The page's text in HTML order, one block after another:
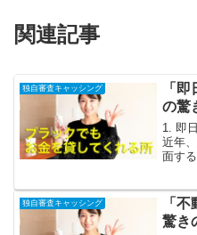
関連記事
独自審査キャッシング
「
の驚
1. 即
近年
面す
なと
数あ
いる
SNS
独自審査キャッシング
「
驚き